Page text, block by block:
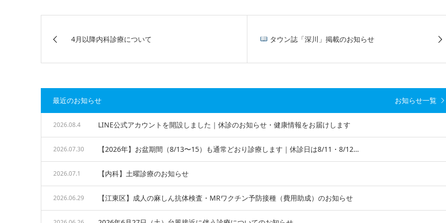
4月以降内科診療について タウン誌「深川」掲載のお知らせ
最近のお知らせ お知らせ一覧
LINE公式アカウントを開設しました｜休診のお知らせ・健康情報をお届けします
2026.08.4
【2026年】お盆期間（8/13〜15）も通常どおり診療します｜休診日は8/11・8/12…
2026.07.30
【内科】土曜診療のお知らせ
2026.07.1
【江東区】成人の麻しん抗体検査・MRワクチン予防接種（費用助成）のお知らせ
2026.06.29